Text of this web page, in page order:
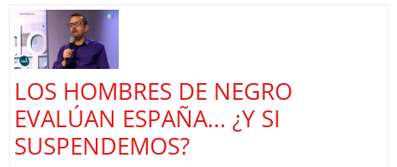
LOS HOMBRES DE NEGRO
EVALÚAN ESPAÑA... ¿Y SI
SUSPENDEMOS?